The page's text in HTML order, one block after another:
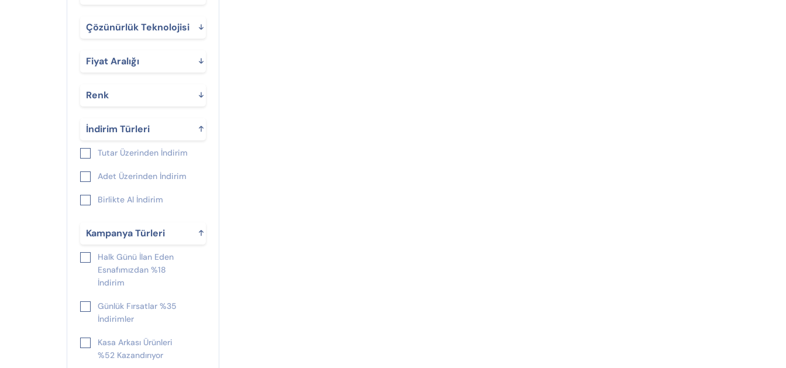
Çözünürlük Teknolojisi
Fiyat Aralığı
Renk
İndirim Türleri
Tutar Üzerinden İndirim
Adet Üzerinden İndirim
Birlikte Al İndirim
Kampanya Türleri
Halk Günü İlan Eden
Esnafımızdan %18
İndirim
Günlük Fırsatlar %35
İndirimler
Kasa Arkası Ürünleri
%52 Kazandırıyor